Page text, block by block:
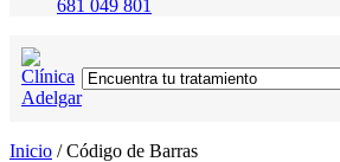
681 049 801
Inicio /Código de Barras